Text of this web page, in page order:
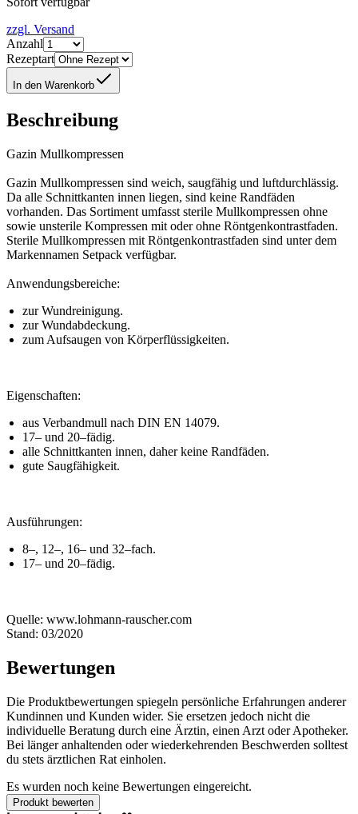
zzgl. Versand
Anzahl
Rezeptart
In den Warenkorb
Beschreibung
Gazin Mullkompressen
Gazin Mullkompressen sind weich, saugfähig und luftdurchlässig.
Da alle Schnittkanten innen liegen, sind keine Randfäden
vorhanden. Das Sortiment umfasst sterile Mullkompressen ohne
sowie unsterile Kompressen mit oder ohne Röntgenkontrastfaden.
Sterile Mullkompressen mit Röntgenkontrastfaden sind unter dem
Markennamen Setpack verfügbar.
Anwendungsbereiche:
zur Wundreinigung.
zur Wundabdeckung.
zum Aufsaugen von Körperflüssigkeiten.
Eigenschaften:
aus Verbandmull nach DIN EN 14079.
17– und 20–fädig.
alle Schnittkanten innen, daher keine Randfäden.
gute Saugfähigkeit.
Ausführungen:
8–, 12–, 16– und 32–fach.
17– und 20–fädig.
Quelle: www.lohmann-rauscher.com
Stand: 03/2020
Bewertungen
Die Produktbewertungen spiegeln persönliche Erfahrungen anderer
Kundinnen und Kunden wider. Sie ersetzen jedoch nicht die
individuelle Beratung durch eine Ärztin, einen Arzt oder Apotheker.
Bei länger anhaltenden oder wiederkehrenden Beschwerden solltest
du stets ärztlichen Rat einholen.
Es wurden noch keine Bewertungen eingereicht.
Produkt bewerten